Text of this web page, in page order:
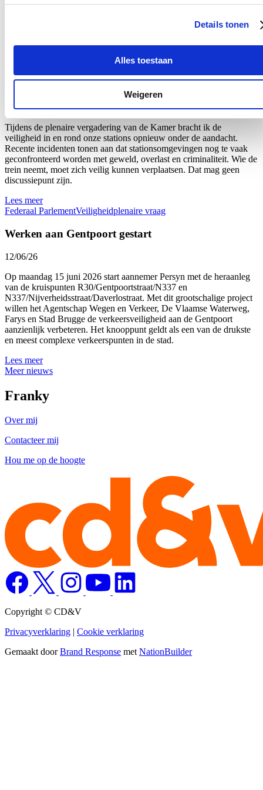
Details tonen
Alles toestaan
Weigeren
toont aan dat hervormingen alleen kunnen slagen wanneer er
Federaal ParlementVeiligheidplenaire vraag
Plenaire vraag over de veiligheid van onze stations
18/06/26
Tijdens de plenaire vergadering van de Kamer bracht ik de
veiligheid in en rond onze stations opnieuw onder de aandacht.
Recente incidenten tonen aan dat stationsomgevingen nog te vaak
geconfronteerd worden met geweld, overlast en criminaliteit. Wie de
trein neemt, moet zich veilig kunnen verplaatsen. Dat mag geen
discussiepunt zijn.
Lees meer
Federaal ParlementVeiligheidplenaire vraag
Werken aan Gentpoort gestart
12/06/26
Op maandag 15 juni 2026 start aannemer Persyn met de heraanleg
van de kruispunten R30/Gentpoortstraat/N337 en
N337/Nijverheidsstraat/Daverlostraat. Met dit grootschalige project
willen het Agentschap Wegen en Verkeer, De Vlaamse Waterweg,
Farys en Stad Brugge de verkeersveiligheid aan de Gentpoort
aanzienlijk verbeteren. Het knooppunt geldt als een van de drukste
en meest complexe verkeerspunten in de stad.
Lees meer
Meer nieuws
Franky
Over mij
Contacteer mij
Hou me op de hoogte
Copyright © CD&V
Privacyverklaring | Cookie verklaring
Gemaakt doorBrand Response metNationBuilder